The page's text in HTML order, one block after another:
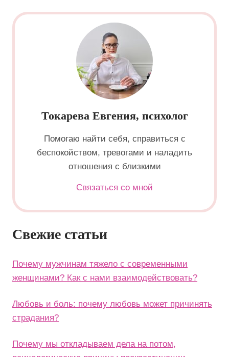
Токарева Евгения, психолог
Помогаю найти себя, справиться с
беспокойством, тревогами и наладить
отношения с близкими
Связаться со мной
Свежие статьи
Почему мужчинам тяжело с современными
женщинами? Как с нами взаимодействовать?
Любовь и боль: почему любовь может причинять
страдания?
Почему мы откладываем дела на потом,